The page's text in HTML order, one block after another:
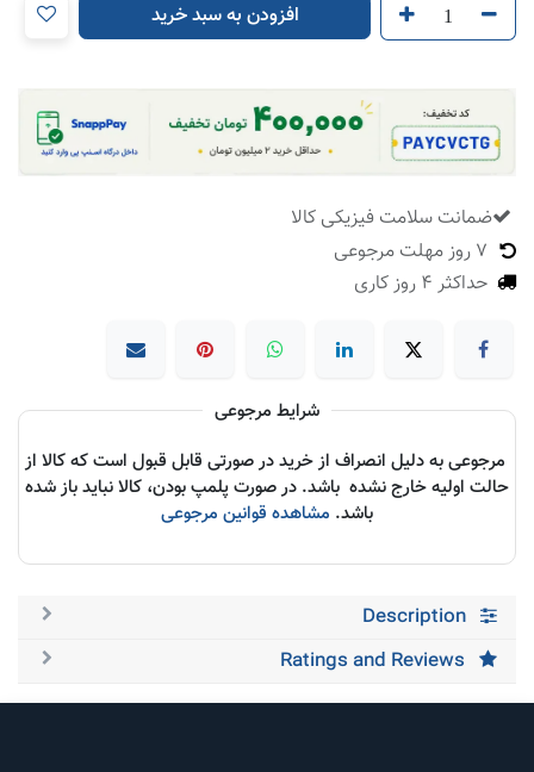
افزودن به سبد خرید
ضمانت سلامت فیزیکی کالا
حداکثر 4 روز کاری
شرایط مرجوعی
مرجوعی به دلیل انصراف از خرید در صورتی قابل قبول است که کالا از
حالت اولیه خارج نشده باشد. در صورت پلمپ بودن، کالا نباید باز شده
باشد. مشاهده قوانین مرجوعی
Description
Ratings and Reviews